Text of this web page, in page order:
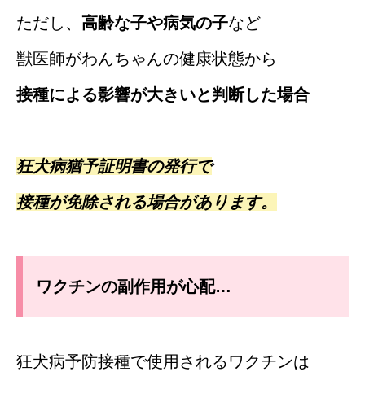
ただし、 高齢な子や病気の子など
獣医師がわんちゃんの健康状態から
接種による影響が大きいと判断した場合
狂犬病猶予証明書の発行で
接種が免除される場合があります。
ワクチンの副作用が心配…
狂犬病予防接種で使用されるワクチンは